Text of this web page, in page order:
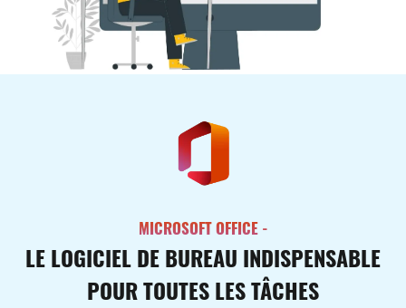
MICROSOFT OFFICE -
LE LOGICIEL DE BUREAU INDISPENSABLE
POUR TOUTES LES TÂCHES